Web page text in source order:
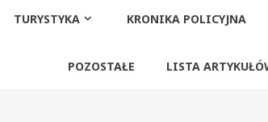
TURYSTYKA KRONIKA POLICYJNA
POZOSTAŁE LISTA